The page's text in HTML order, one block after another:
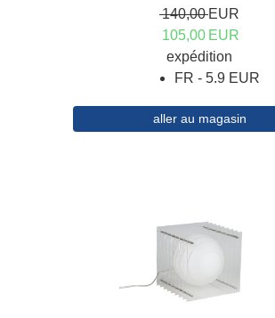
140,00EUR
105,00 EUR
expédition
FR - 5.9 EUR
aller au magasin